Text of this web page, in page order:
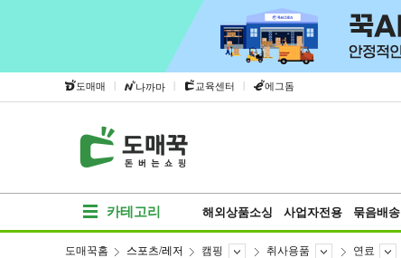
도매매 | 나까마 | 교육센터 | 에그돔
카테고리 해외상품소싱 사업자전용 묶음배송
도매꾹홈 스포츠/레저 캠핑 취사용품 연료